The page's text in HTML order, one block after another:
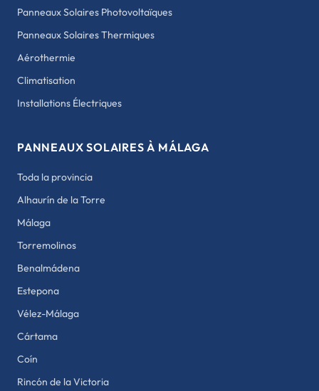
Panneaux Solaires Photovoltaïques
Panneaux Solaires Thermiques
Aérothermie
Climatisation
Installations Électriques
PANNEAUX SOLAIRES À MÁLAGA
Toda la provincia
Alhaurín de la Torre
Málaga
Torremolinos
Benalmádena
Estepona
Vélez-Málaga
Cártama
Coín
Rincón de la Victoria